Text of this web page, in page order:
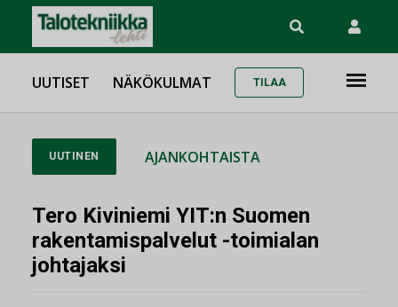
UUTISET NÄKÖKULMAT TILAA
UUTINEN AJANKOHTAISTA
Tero Kiviniemi YIT:n Suomen
rakentamispalvelut -toimialan
johtajaksi